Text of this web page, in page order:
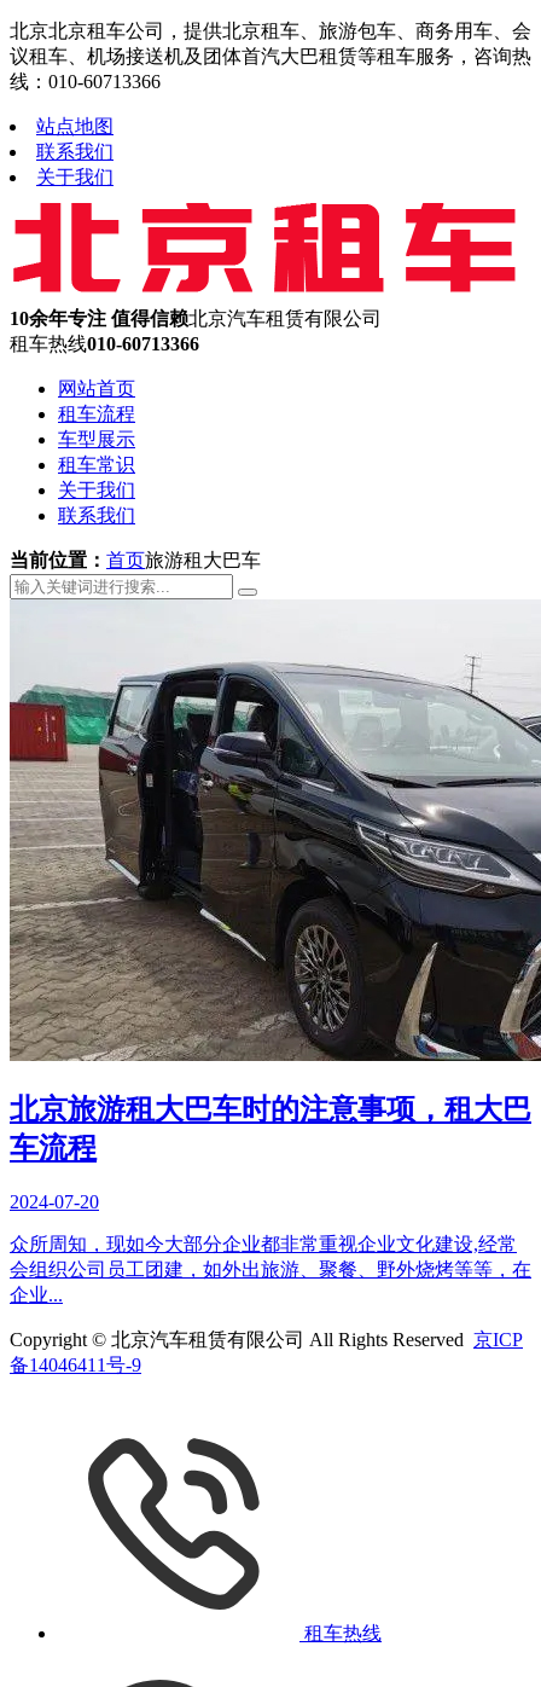
北京北京租车公司，提供北京租车、旅游包车、商务用车、会
议租车、机场接送机及团体首汽大巴租赁等租车服务，咨询热
线：010-60713366
站点地图
联系我们
关于我们
10余年专注 值得信赖北京汽车租赁有限公司
租车热线010-60713366
网站首页
租车流程
车型展示
租车常识
关于我们
联系我们
当前位置： 首页旅游租大巴车
北京旅游租大巴车时的注意事项，租大巴
车流程
2024-07-20
众所周知，现如今大部分企业都非常重视企业文化建设,经常
会组织公司员工团建，如外出旅游、聚餐、野外烧烤等等，在
企业...
Copyright © 北京汽车租赁有限公司 All Rights Reserved 京ICP
备14046411号-9
租车热线